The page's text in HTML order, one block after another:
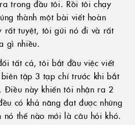
trong đầu tôi. Rồi tôi chạy
thành một bài viết hoàn
rất tuyệt, tôi gửi nó đi và rất
gì nhiều.
tất cả, tôi bắt đầu việc viết
tập 3 tạp chí trước khi bắt
Điều này khiến tôi nhận ra 2
có khả năng đạt được những
nó thế nào mới là câu hỏi khó.